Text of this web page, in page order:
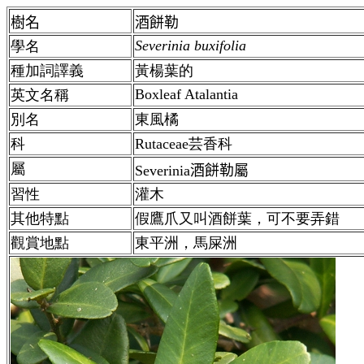
樹名
酒餅勒
學名
Severinia buxifolia
種加詞譯義
黃楊葉的
英文名稱
Boxleaf Atalantia
別名
東風橘
科
Rutaceae芸香科
屬
Severinia酒餅勒屬
習性
灌木
其他特點
假鷹爪又叫酒餅葉，可不要弄錯
觀賞地點
東平洲，馬屎洲